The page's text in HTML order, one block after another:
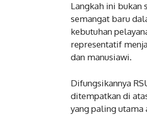
Langkah ini bukan
semangat baru
kebutuhan
representatif
dan manusiawi.
Difungsikannya
ditempatkan di
yang paling